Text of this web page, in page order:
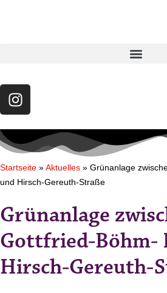
Startseite » Aktuelles » Grünanlage
und Hirsch-Gereuth-Straße
Grünanlage
Gottfried-Böhm-
Hirsch-Gereuth-